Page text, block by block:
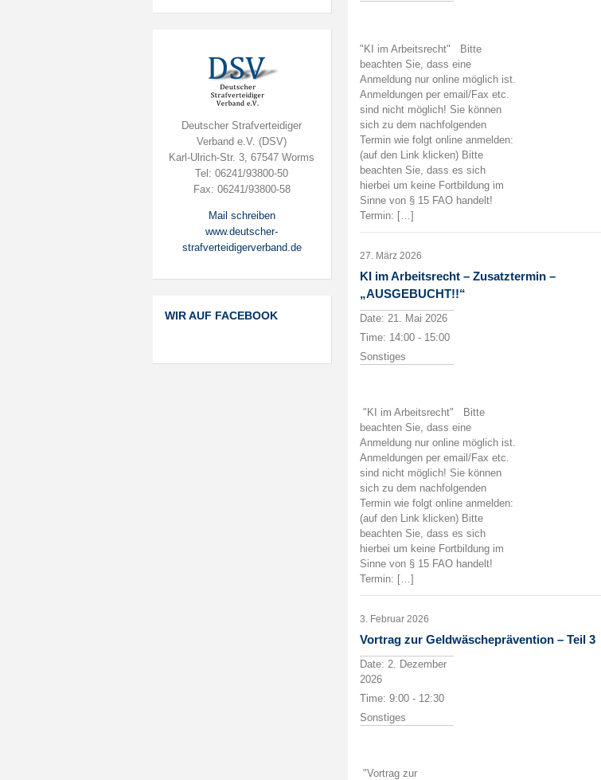
Deutscher Strafverteidiger
Verband e.V. (DSV)
Karl-Ulrich-Str. 3, 67547 Worms
Tel: 06241/93800-50
Fax: 06241/93800-58
Mail schreiben
www.deutscher-
strafverteidigerverband.de
WIR AUF FACEBOOK
"KI im Arbeitsrecht" Bitte
beachten Sie, dass eine
Anmeldung nur online möglich ist.
Anmeldungen per email/Fax etc.
sind nicht möglich! Sie können
sich zu dem nachfolgenden
Termin wie folgt online anmelden:
(auf den Link klicken) Bitte
beachten Sie, dass es sich
hierbei um keine Fortbildung im
Sinne von § 15 FAO handelt!
Termin: […]
27. März 2026
KI im Arbeitsrecht – Zusatztermin –
„AUSGEBUCHT!!“
Date:21. Mai 2026
Time: 14:00 - 15:00
Sonstiges
"KI im Arbeitsrecht" Bitte
beachten Sie, dass eine
Anmeldung nur online möglich ist.
Anmeldungen per email/Fax etc.
sind nicht möglich! Sie können
sich zu dem nachfolgenden
Termin wie folgt online anmelden:
(auf den Link klicken) Bitte
beachten Sie, dass es sich
hierbei um keine Fortbildung im
Sinne von § 15 FAO handelt!
Termin: […]
3. Februar 2026
Vortrag zur Geldwäscheprävention – Teil 3
Date:2. Dezember
2026
Time:9:00 - 12:30
Sonstiges
"Vortrag zur